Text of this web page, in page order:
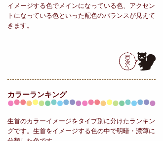
イメージする色でメインになっている色、アクセン
トになっている色といった配色のバランスが見えて
きます。
カラーランキング
生首のカラーイメージをタイプ別に分けたランキン
グです。生首をイメージする色の中で明暗・濃薄に